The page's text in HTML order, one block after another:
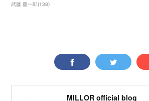
武藤 慶一郎(138)
MILLOR official blog